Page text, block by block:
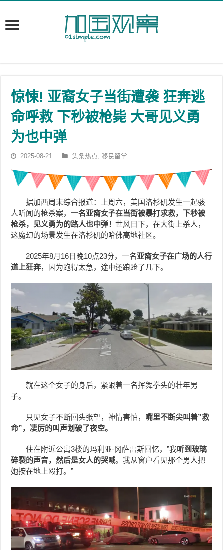
惊悚! 亚裔女子当街遭袭 狂奔逃
命呼救 下秒被枪毙 大哥见义勇
为也中弹
2025-08-21 头条热点,移民留学
据加西周末综合报道：上周六，美国洛杉矶发生一起骇
人听闻的枪杀案，一名亚裔女子在当街被暴打求救，下秒被
枪杀，见义勇为的路人也中弹！世风日下，在大街上杀人，
这魔幻的场景发生在洛杉矶的哈佛高地社区。
2025年8月16日晚10点23分，一名亚裔女子在广场的人行
道上狂奔，因为跑得太急，途中还踉跄了几下。
就在这个女子的身后，紧跟着一名挥舞拳头的壮年男
子。
只见女子不断回头张望，神情害怕， 嘴里不断尖叫着”救
命”，凄厉的叫声划破了夜空。
住在附近公寓3楼的玛利亚·冈萨雷斯回忆，”我听到玻璃
碎裂的声音，然后是女人的哭喊。我从窗户看见那个男人把
她按在地上殴打。”